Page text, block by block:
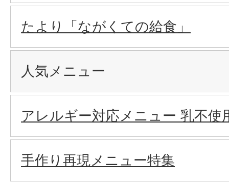
たより「ながくての給食」
人気メニュー
アレルギー対応メニュー 乳不使
手作り再現メニュー特集